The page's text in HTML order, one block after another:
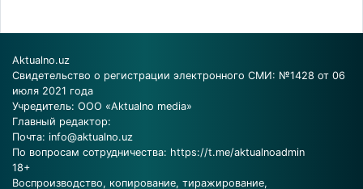
Aktualno.uz
Свидетельство о регистрации электронного СМИ: №1428 от 06
июля 2021 года
Учредитель: ООО «Aktualno media»
Главный редактор:
Почта: info@aktualno.uz
По вопросам сотрудничества: https://t.me/aktualnoadmin
18+
Воспроизводство, копирование, тиражирование,